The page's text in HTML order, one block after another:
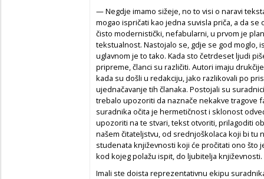
— Negdje imamo sižeje, no to visi o naravi
mogao ispričati kao jedna suvisla priča, a da
čisto modernistički, nefabularni, u prvom je
tekstualnost. Nastojalo se, gdje se god moglo,
uglavnom je to tako. Kada sto četrdeset ljudi
pripreme, članci su različiti. Autori imaju
kada su došli u redakciju, jako razlikovali po
ujednačavanje tih članaka. Postojali su
trebalo upozoriti da naznače nekakve tragove
suradnika očita je hermetičnost i sklonost
upozoriti na te stvari, tekst otvoriti, prilagoditi
našem čitateljstvu, od srednjoškolaca koji bi
studenata književnosti koji će pročitati ono
kod kojeg polažu ispit, do ljubitelja književnosti.
Imali ste doista reprezentativnu ekipu